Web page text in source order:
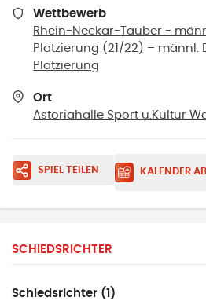
Wettbewerb
Rhein-Neckar-Tauber -
Platzierung (21/22) – männl.
Platzierung
Ort
Astoriahalle Sport u.Kultur
SPIEL TEILEN KALENDER
SCHIEDSRICHTER
Schiedsrichter (1)